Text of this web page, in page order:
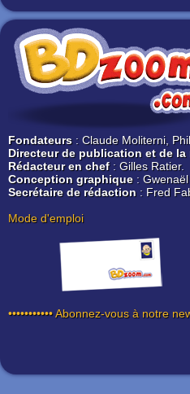
Fondateurs : Claude Moliterni,
Directeur de publication et de la
Rédacteur en chef: Gilles Ratier.
Conception graphique:
Secrétaire de rédaction : Fred
Mode d'emploi
••••••••••• Abonnez-vous à notre